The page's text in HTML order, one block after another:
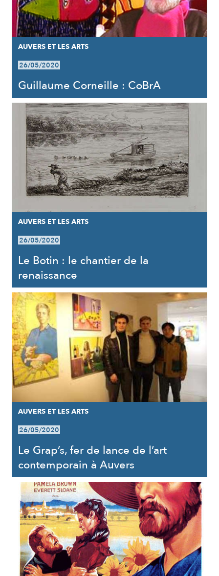
AUVERS ET LES ARTS
26/05/2020
Guillaume Corneille : CoBrA
AUVERS ET LES ARTS
26/05/2020
Le Botin : le chantier de la
renaissance
AUVERS ET LES ARTS
26/05/2020
Le Grap’s, fer de lance de l’art
contemporain à Auvers